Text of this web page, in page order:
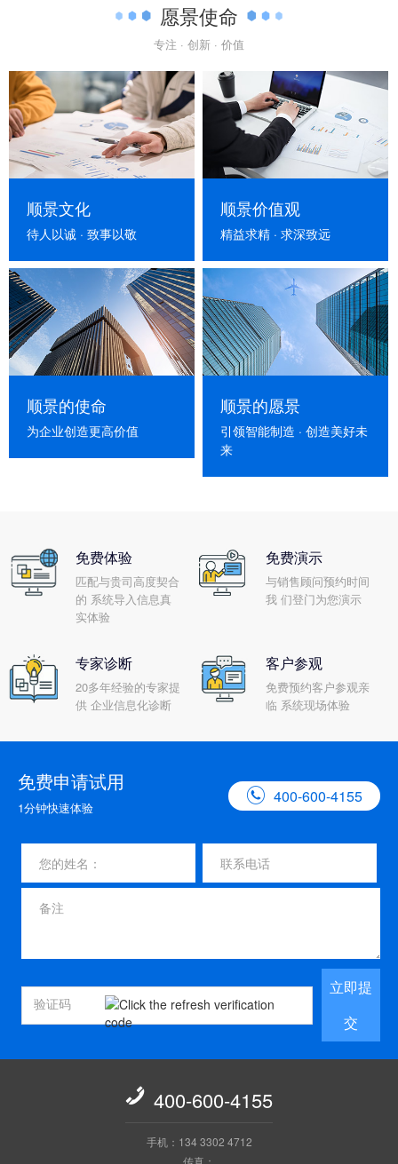
愿景使命
专注 · 创新 · 价值
顺景文化
待人以诚 · 致事以敬
顺景价值观
精益求精 · 求深致远
顺景的使命
为企业创造更高价值
顺景的愿景
引领智能制造 · 创造美好未
来
免费体验
匹配与贵司高度契合
的 系统导入信息真
实体验
免费演示
与销售顾问预约时间
我 们登门为您演示
专家诊断
20多年经验的专家提
供 企业信息化诊断
客户参观
免费预约客户参观亲
临 系统现场体验
免费申请试用
1分钟快速体验
 400-600-4155
立即提
交
 400-600-4155
手机：134 3302 4712